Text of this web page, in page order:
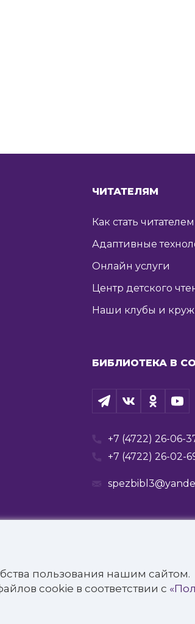
пользования нашим сайтом.
cookie в соответствии с
ЧИТАТЕЛЯМ
Как стать читателем
Адаптивные
Онлайн услуги
Центр детского
Наши клубы и
БИБЛИОТЕКА В
+7 (4722) 26-06-
+7 (4722) 26-02-
учреждение культуры